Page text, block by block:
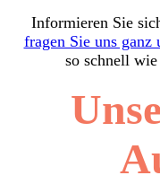
Informieren Sie
fragen Sie uns ganz
so schnell